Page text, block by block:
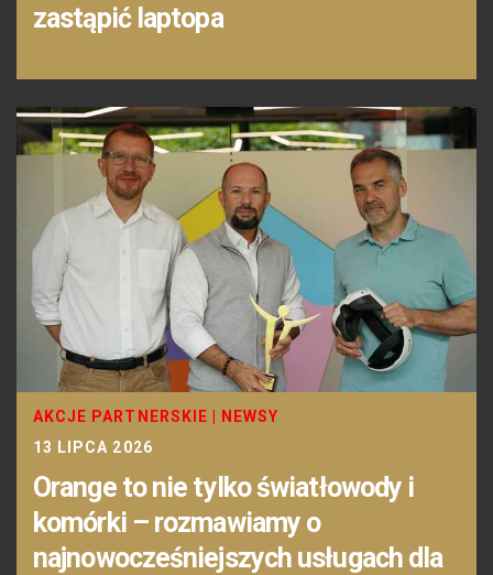
zastąpić laptopa
AKCJE PARTNERSKIE
NEWSY
13 LIPCA 2026
Orange to nie tylko światłowody i
komórki – rozmawiamy o
najnowocześniejszych usługach dla